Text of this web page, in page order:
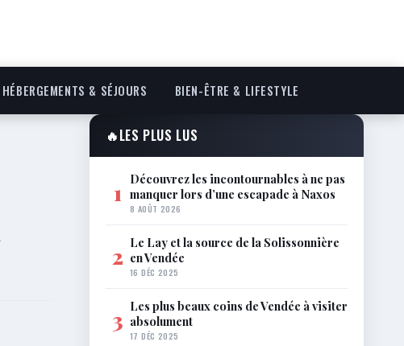
HÉBERGEMENTS & SÉJOURS BIEN-ÊTRE & LIFESTYLE
🔥LES PLUS LUS
1 Découvrez les incontournables à ne pas
manquer lors d’une escapade à Naxos
8 AOÛT 2026
2 Le Lay et la source de la Solissonnière
en Vendée
16 DÉC 2025
3 Les plus beaux coins de Vendée à visiter
absolument
17 DÉC 2025